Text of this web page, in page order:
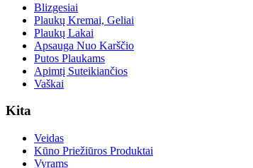
Blizgesiai
Plaukų Kremai, Geliai
Plaukų Lakai
Apsauga Nuo Karščio
Putos Plaukams
Apimtį Suteikiančios
Vaškai
Kita
Veidas
Kūno Priežiūros Produktai
Vyrams